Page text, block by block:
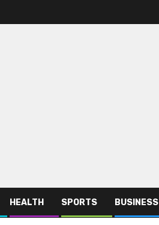
HEALTH SPORTS BUSINESS